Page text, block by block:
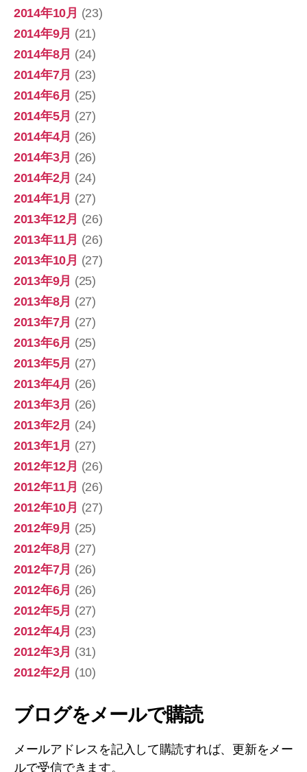
2014年10月 (23)
2014年9月 (21)
2014年8月 (24)
2014年7月 (23)
2014年6月 (25)
2014年5月 (27)
2014年4月 (26)
2014年3月 (26)
2014年2月 (24)
2014年1月 (27)
2013年12月 (26)
2013年11月 (26)
2013年10月 (27)
2013年9月 (25)
2013年8月 (27)
2013年7月 (27)
2013年6月 (25)
2013年5月 (27)
2013年4月 (26)
2013年3月 (26)
2013年2月 (24)
2013年1月 (27)
2012年12月 (26)
2012年11月 (26)
2012年10月 (27)
2012年9月 (25)
2012年8月 (27)
2012年7月 (26)
2012年6月 (26)
2012年5月 (27)
2012年4月 (23)
2012年3月 (31)
2012年2月 (10)
ブログをメールで購読
メールアドレスを記入して購読すれば、更新をメー
ルで受信できます。